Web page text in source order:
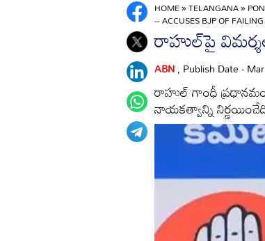
HOME»TELANGANA»
– ACCUSES BJP OF
రాహుల్‌పై
ABN, Publish Date -
రాహుల్‌ గాంధీ
నాయకత్వాన్ని